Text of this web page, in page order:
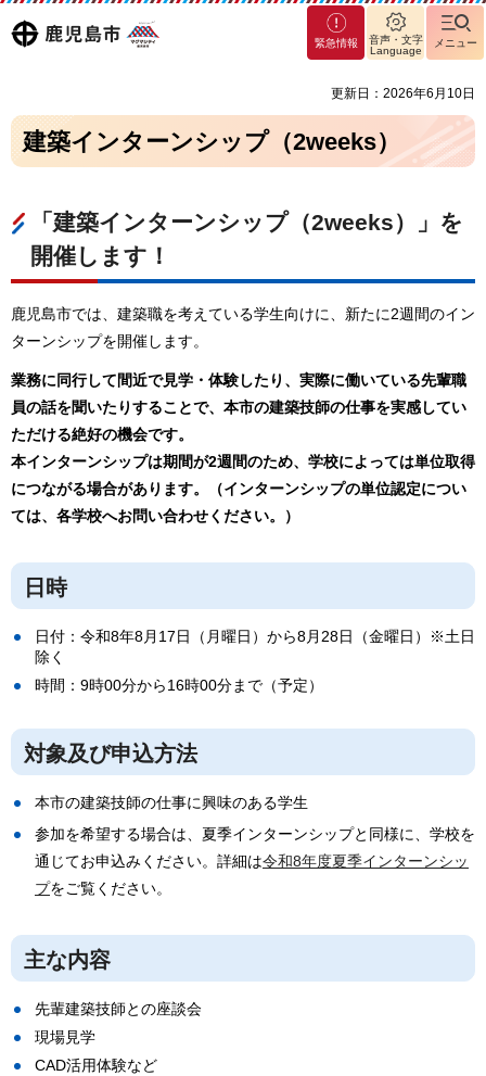
鹿児島
マグ
マシ
緊急情報
音声・文字
Language
メニュー
更新日：2026年6月10日
建築インターンシップ（2weeks）
「建築インターンシップ（2weeks）」を
開催します！
鹿児島市では、建築職を考えている学生向けに、新たに2週間のイン
ターンシップを開催します。
業務に同行して間近で見学・体験したり、実際に働いている先輩職
員の話を聞いたりすることで、本市の建築技師の仕事を実感してい
ただける絶好の機会です。
本インターンシップは期間が2週間のため、学校によっては単位取得
につながる場合があります。（インターンシップの単位認定につい
ては、各学校へお問い合わせください。）
日時
日付：令和8年8月17日（月曜日）から8月28日（金曜日）※土日
除く
時間：9時00分から16時00分まで（予定）
対象及び申込方法
本市の建築技師の仕事に興味のある学生
参加を希望する場合は、夏季インターンシップと同様に、学校を
通じてお申込みください。詳細は令和8年度夏季インターンシッ
プをご覧ください。
主な内容
先輩建築技師との座談会
現場見学
CAD活用体験など